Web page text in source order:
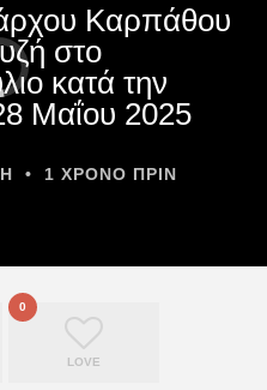
Καρπάθου
στο
κατά την
Μαΐου 2025
• 1 ΧΡΌΝΟ ΠΡΙΝ
0
LOVE